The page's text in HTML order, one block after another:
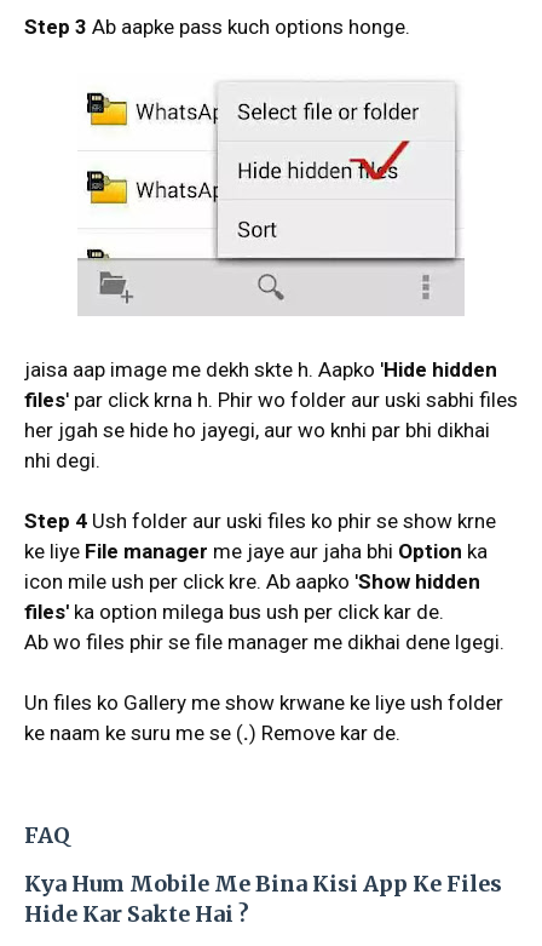
Step 3 Ab aapke pass kuch options honge.
jaisa aap image me dekh skte h. Aapko 'Hide hidden
files' par click krna h. Phir wo folder aur uski sabhi files
her jgah se hide ho jayegi, aur wo knhi par bhi dikhai
nhi degi.
Step 4 Ush folder aur uski files ko phir se show krne
ke liye File manager me jaye aur jaha bhi Option ka
icon mile ush per click kre. Ab aapko 'Show hidden
files' ka option milega bus ush per click kar de.
Ab wo files phir se file manager me dikhai dene lgegi.
Un files ko Gallery me show krwane ke liye ush folder
ke naam ke suru me se (.) Remove kar de.
FAQ
Kya Hum Mobile Me Bina Kisi App Ke Files
Hide Kar Sakte Hai ?